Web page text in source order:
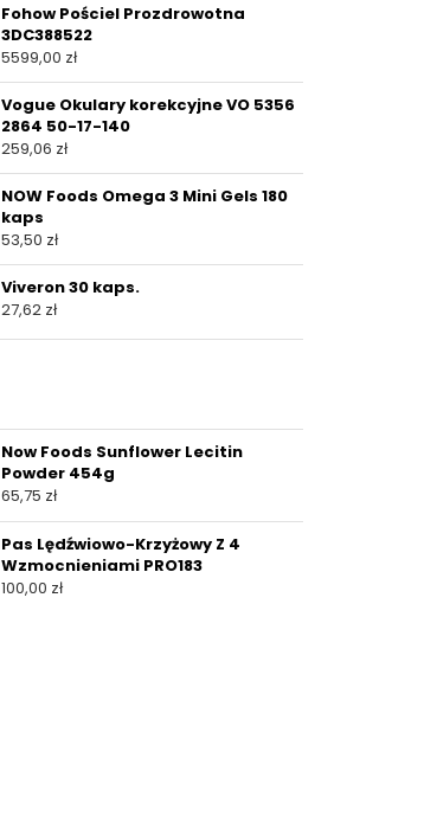
Fohow Pościel Prozdrowotna
3DC388522
5599,00 zł
Vogue Okulary korekcyjne VO 5356
2864 50-17-140
259,06 zł
NOW Foods Omega 3 Mini Gels 180
kaps
53,50 zł
Viveron 30 kaps.
27,62 zł
Now Foods Sunflower Lecitin
Powder 454g
65,75 zł
Pas Lędźwiowo-Krzyżowy Z 4
Wzmocnieniami PRO183
100,00 zł